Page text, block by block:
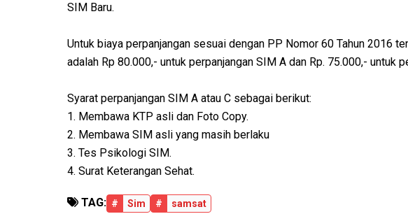
SIM Baru.
Untuk biaya perpanjangan sesuai dengan PP Nomor 60 Tahun 2016
adalah Rp 80.000,- untuk perpanjangan SIM A dan Rp. 75.000,- untuk
Syarat perpanjangan SIM A atau C sebagai berikut:
1. Membawa KTP asli dan Foto Copy.
2. Membawa SIM asli yang masih berlaku
3. Tes Psikologi SIM.
4. Surat Keterangan Sehat.
TAG: # Sim # samsat